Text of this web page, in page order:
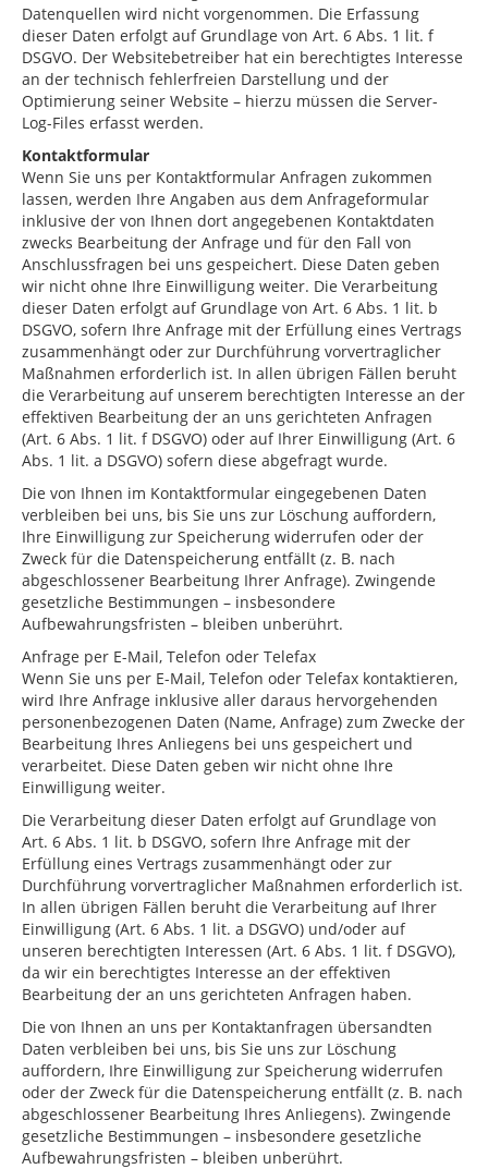
Datenquellen wird nicht vorgenommen. Die Erfassung
dieser Daten erfolgt auf Grundlage von Art. 6 Abs. 1 lit. f
DSGVO. Der Websitebetreiber hat ein berechtigtes Interesse
an der technisch fehlerfreien Darstellung und der
Optimierung seiner Website – hierzu müssen die Server-
Log-Files erfasst werden.
Kontaktformular
Wenn Sie uns per Kontaktformular Anfragen zukommen
lassen, werden Ihre Angaben aus dem Anfrageformular
inklusive der von Ihnen dort angegebenen Kontaktdaten
zwecks Bearbeitung der Anfrage und für den Fall von
Anschlussfragen bei uns gespeichert. Diese Daten geben
wir nicht ohne Ihre Einwilligung weiter. Die Verarbeitung
dieser Daten erfolgt auf Grundlage von Art. 6 Abs. 1 lit. b
DSGVO, sofern Ihre Anfrage mit der Erfüllung eines Vertrags
zusammenhängt oder zur Durchführung vorvertraglicher
Maßnahmen erforderlich ist. In allen übrigen Fällen beruht
die Verarbeitung auf unserem berechtigten Interesse an der
effektiven Bearbeitung der an uns gerichteten Anfragen
(Art. 6 Abs. 1 lit. f DSGVO) oder auf Ihrer Einwilligung (Art. 6
Abs. 1 lit. a DSGVO) sofern diese abgefragt wurde.
Die von Ihnen im Kontaktformular eingegebenen Daten
verbleiben bei uns, bis Sie uns zur Löschung auffordern,
Ihre Einwilligung zur Speicherung widerrufen oder der
Zweck für die Datenspeicherung entfällt (z. B. nach
abgeschlossener Bearbeitung Ihrer Anfrage). Zwingende
gesetzliche Bestimmungen – insbesondere
Aufbewahrungsfristen – bleiben unberührt.
Anfrage per E-Mail, Telefon oder Telefax
Wenn Sie uns per E-Mail, Telefon oder Telefax kontaktieren,
wird Ihre Anfrage inklusive aller daraus hervorgehenden
personenbezogenen Daten (Name, Anfrage) zum Zwecke der
Bearbeitung Ihres Anliegens bei uns gespeichert und
verarbeitet. Diese Daten geben wir nicht ohne Ihre
Einwilligung weiter.
Die Verarbeitung dieser Daten erfolgt auf Grundlage von
Art. 6 Abs. 1 lit. b DSGVO, sofern Ihre Anfrage mit der
Erfüllung eines Vertrags zusammenhängt oder zur
Durchführung vorvertraglicher Maßnahmen erforderlich ist.
In allen übrigen Fällen beruht die Verarbeitung auf Ihrer
Einwilligung (Art. 6 Abs. 1 lit. a DSGVO) und/oder auf
unseren berechtigten Interessen (Art. 6 Abs. 1 lit. f DSGVO),
da wir ein berechtigtes Interesse an der effektiven
Bearbeitung der an uns gerichteten Anfragen haben.
Die von Ihnen an uns per Kontaktanfragen übersandten
Daten verbleiben bei uns, bis Sie uns zur Löschung
auffordern, Ihre Einwilligung zur Speicherung widerrufen
oder der Zweck für die Datenspeicherung entfällt (z. B. nach
abgeschlossener Bearbeitung Ihres Anliegens). Zwingende
gesetzliche Bestimmungen – insbesondere gesetzliche
Aufbewahrungsfristen – bleiben unberührt.